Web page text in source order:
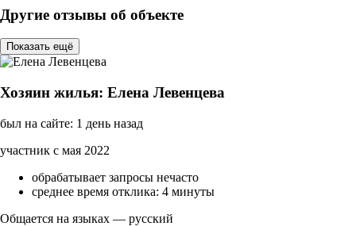
Другие отзывы об объекте
Показать ещё
Хозяин жилья: Елена Левенцева
был на сайте: 1 день назад
участник с мая 2022
обрабатывает запросы нечасто
среднее время отклика: 4 минуты
Общается на языках — русский